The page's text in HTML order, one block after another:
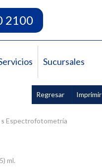
2100
Sucursales
Regresar Imprimir
S Espectrofotometría
ml.